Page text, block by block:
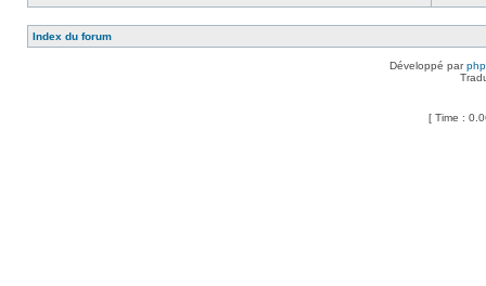
Index du forum
Développé par
[ Time :